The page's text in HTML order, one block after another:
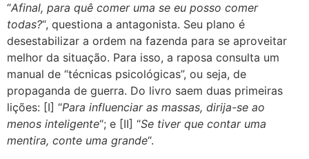
“Afinal, para quê comer uma se eu posso comer
todas?“, questiona a antagonista. Seu plano é
desestabilizar a ordem na fazenda para se aproveitar
melhor da situação. Para isso, a raposa consulta um
manual de “técnicas psicológicas”, ou seja, de
propaganda de guerra. Do livro saem duas primeiras
lições: [I] “Para influenciar as massas, dirija-se ao
menos inteligente“; e [II] “Se tiver que contar uma
mentira, conte uma grande“.